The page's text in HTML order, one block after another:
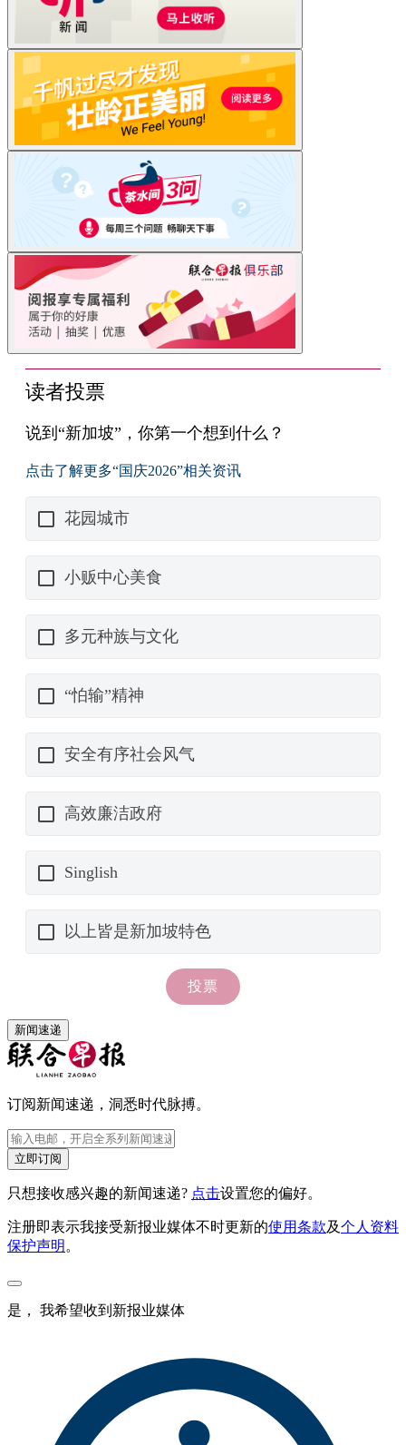
新闻速递
订阅新闻速递，洞悉时代脉搏。
立即订阅
只想接收感兴趣的新闻速递? 点击设置您的偏好。
注册即表示我接受新报业媒体不时更新的使用条款及个人资料
保护声明。
是， 我希望收到新报业媒体